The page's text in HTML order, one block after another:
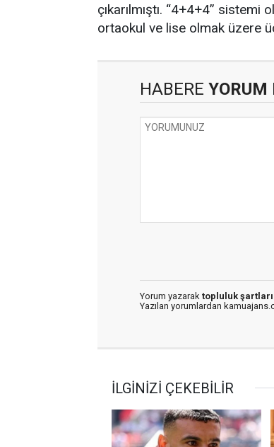
çıkarılmıştı. “4+4+4”
ortaokul ve lise olmak üzere
HABERE YORUM
Yorum yazarak topluluk
Yazılan yorumlardan